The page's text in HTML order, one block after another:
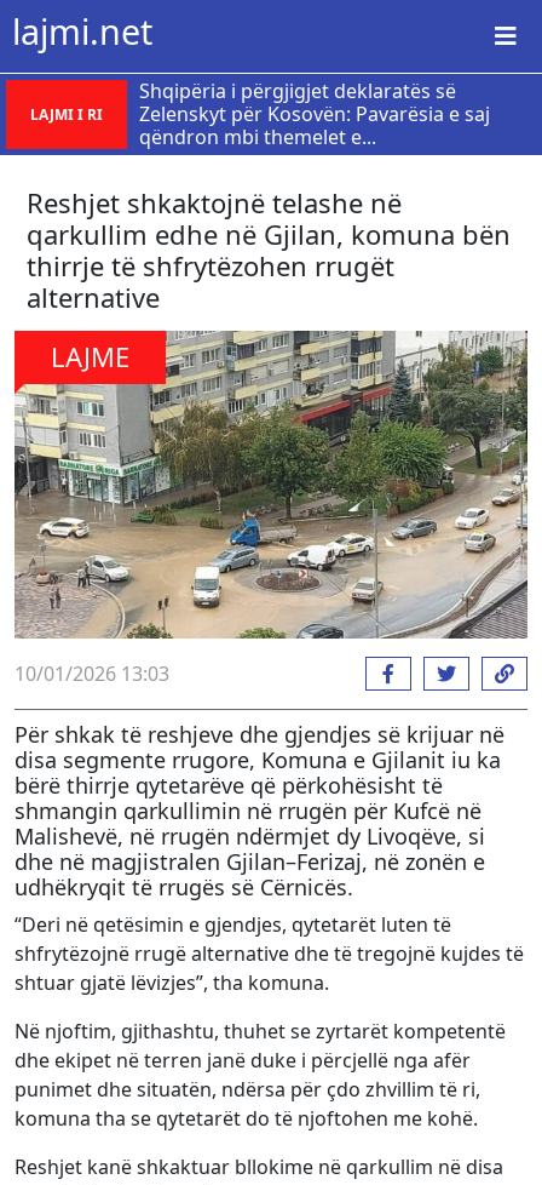
lajmi.net
LAJMI I RI
Shqipëria i përgjigjet deklaratës së
Zelenskyt për Kosovën: Pavarësia e saj
qëndron mbi themelet e...
Reshjet shkaktojnë telashe në
qarkullim edhe në Gjilan, komuna bën
thirrje të shfrytëzohen rrugët
alternative
LAJME
10/01/2026 13:03
Për shkak të reshjeve dhe gjendjes së krijuar në
disa segmente rrugore, Komuna e Gjilanit iu ka
bërë thirrje qytetarëve që përkohësisht të
shmangin qarkullimin në rrugën për Kufcë në
Malishevë, në rrugën ndërmjet dy Livoqëve, si
dhe në magjistralen Gjilan–Ferizaj, në zonën e
udhëkryqit të rrugës së Cërnicës.
“Deri në qetësimin e gjendjes, qytetarët luten të
shfrytëzojnë rrugë alternative dhe të tregojnë kujdes të
shtuar gjatë lëvizjes”, tha komuna.
Në njoftim, gjithashtu, thuhet se zyrtarët kompetentë
dhe ekipet në terren janë duke i përcjellë nga afër
punimet dhe situatën, ndërsa për çdo zhvillim të ri,
komuna tha se qytetarët do të njoftohen me kohë.
Reshjet kanë shkaktuar bllokime në qarkullim në disa